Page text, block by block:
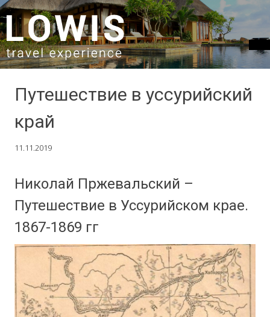
SKIP TO CONTENT
Путешествие в уссурийский
край
11.11.2019
Николай Пржевальский –
Путешествие в Уссурийском крае.
1867-1869 гг